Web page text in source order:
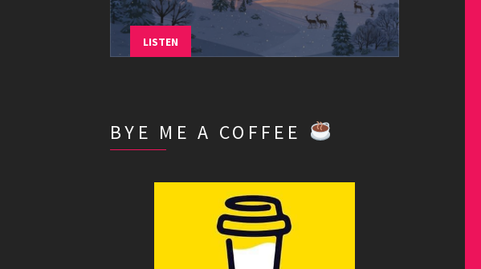
LISTEN
BYE ME A COFFEE